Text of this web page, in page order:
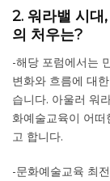
2. 워라밸 시대
의 처우는?
-해당 포럼에서는
변화와 흐름에 대
습니다. 아울러 워
화예술교육이 어
고 합니다.
-문화예술교육 최